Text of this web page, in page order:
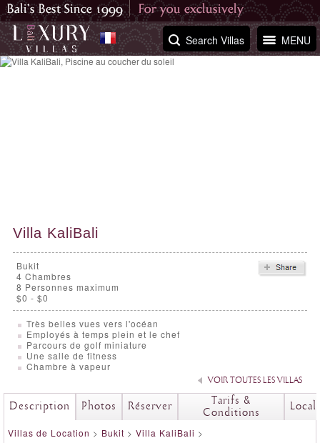
MENU
Search Villas
Villa KaliBali
Bukit
4 Chambres
8 Personnes maximum
$0 - $0
Très belles vues vers l'océan
Employés à temps plein et le chef
Parcours de golf miniature
Une salle de fitness
Chambre à vapeur
VOIR TOUTES LES VILLAS
Description Photos Réserver
Tarifs &
Conditions
Villas de Location > Bukit > Villa KaliBali >